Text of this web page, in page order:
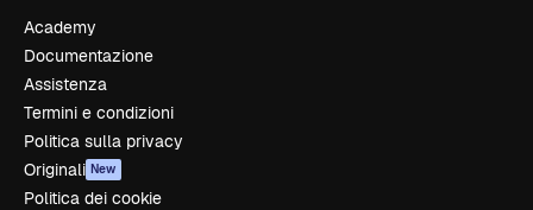
Academy
Documentazione
Assistenza
Termini e condizioni
Politica sulla privacy
Originali New
Politica dei cookie